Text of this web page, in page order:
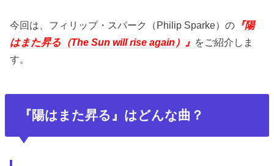
今回は、フィリップ・スパーク（Philip Sparke）の 『陽
はまた昇る（The Sun will rise again）』 をご紹介しま
す。
『陽はまた昇る』はどんな曲？